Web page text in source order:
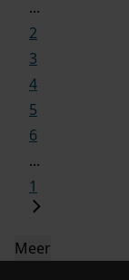
...
2
3
4
5
6
...
1
Meer